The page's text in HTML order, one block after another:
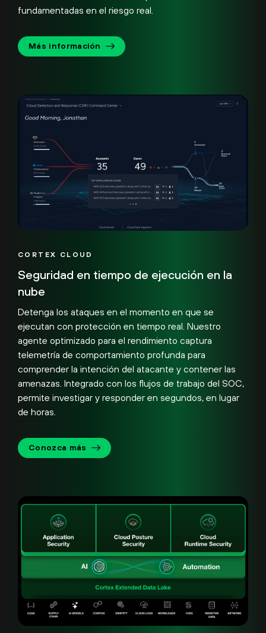
fundamentadas en el riesgo real.
Más información
CORTEX CLOUD
Seguridad en tiempo de ejecución en la
nube
Detenga los ataques en el momento en que se
ejecutan con protección en tiempo real. Nuestro
agente optimizado para el rendimiento captura
telemetría de comportamiento profunda para
comprender la intención del atacante y contener las
amenazas. Integrado con los flujos de trabajo del SOC,
permite investigar y responder en segundos, en lugar
de horas.
Conozca más